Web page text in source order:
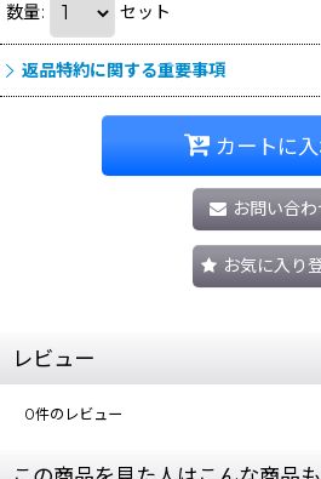
数量: セット
返品特約に関する重要事項
カートに
お問い合わ
お気に入り
レビュー
0件のレビュー